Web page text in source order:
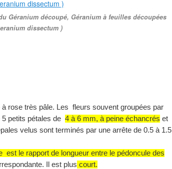
Géranium découpé, Géranium à feuilles découpées
dissectum )
à rose très pâle. Les fleurs souvent groupées par
petits pétales de 4 à 6 mm, à peine échancrés et
velus sont terminés par une arrête de 0.5 à 1.5
est le rapport de longueur entre le pédoncule des
Il est plus court.